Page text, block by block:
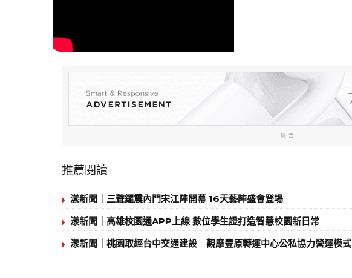
廣告
推薦閱讀
漾新聞｜三聲鑼震內門宋江陣開幕 16天藝陣盛會登場
漾新聞｜高雄校園通APP上線 數位學生證打造智慧校園新日常
漾新聞｜桃園取經台中交通建設 觀摩豐原轉運中心公私協力營運模式